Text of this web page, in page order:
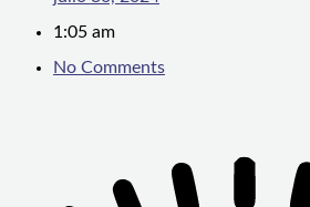
1:05 am
No Comments